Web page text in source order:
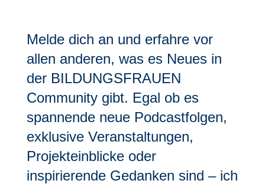
Melde dich an und erfahre vor
allen anderen, was es Neues in
der BILDUNGSFRAUEN
Community gibt. Egal ob es
spannende neue Podcastfolgen,
exklusive Veranstaltungen,
Projekteinblicke oder
inspirierende Gedanken sind – ich